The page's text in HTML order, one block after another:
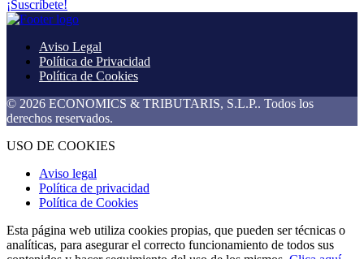
¡Suscríbete!
Aviso Legal
Política de Privacidad
Política de Cookies
© 2026 ECONOMICS & TRIBUTARIS, S.L.P.. Todos los
derechos reservados.
USO DE COOKIES
Aviso legal
Política de privacidad
Política de Cookies
Esta página web utiliza cookies propias, que pueden ser técnicas o
analíticas, para asegurar el correcto funcionamiento de todos sus